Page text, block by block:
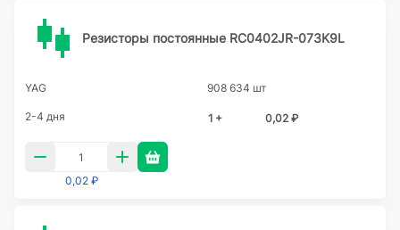
Резисторы постоянные RC0402JR-073K9L
YAG 908 634 шт
2-4 дня 1 + 0,02 ₽
0,02 ₽